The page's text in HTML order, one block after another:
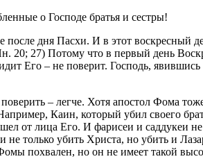
о Господе братья и сестры!
после дня Пасхи. И в этот
20; 27) Потому что в первый день
Его – не поверит. Господь,
– легче. Хотя апостол Фома
Каин, который убил своего
от лица Его. И фарисеи и саддукеи
только убить Христа, но убить и
похвален, но он не имеет такой